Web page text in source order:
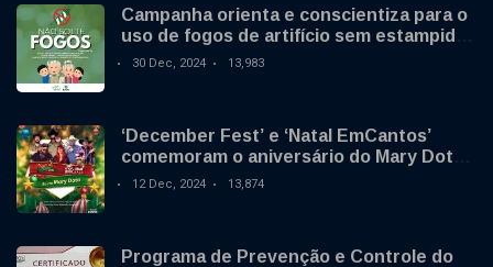
Campanha orienta e conscientiza para o
uso de fogos de artifício sem estampido
no final de ano
30 Dec, 2024 13,983
‘December Fest’ e ‘Natal EmCantos’
comemoram o aniversário do Mary Dota
neste sábado
12 Dec, 2024 13,874
Programa de Prevenção e Controle do